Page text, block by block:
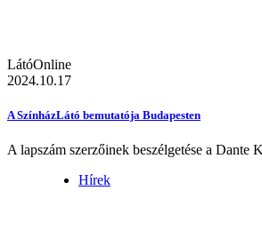
LátóOnline
2024.10.17
A SzínházLátó bemutatója Budapesten
A lapszám szerzőinek beszélgetése a Dante
Hírek